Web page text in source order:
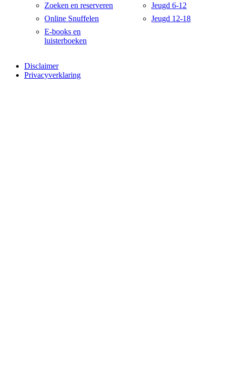
Zoeken en reserveren
Online Snuffelen
E-books en
luisterboeken
Jeugd 6-12
Jeugd 12-18
Disclaimer
Privacyverklaring